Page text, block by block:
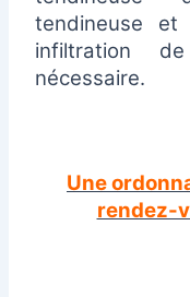
tendineuse
infiltration
nécessaire.
Une
rendez-